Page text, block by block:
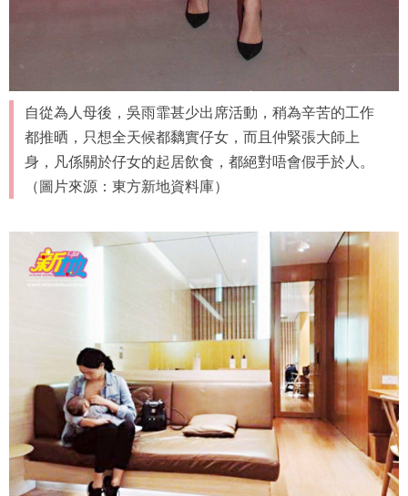
自從為人母後，吳雨霏甚少出席活動，稍為辛苦的工作
都推晒，只想全天候都黐實仔女，而且仲緊張大師上
身，凡係關於仔女的起居飲食，都絕對唔會假手於人。
（圖片來源：東方新地資料庫）